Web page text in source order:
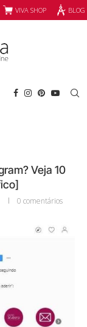
VIVA SHOP
Veja 10
0 comentários